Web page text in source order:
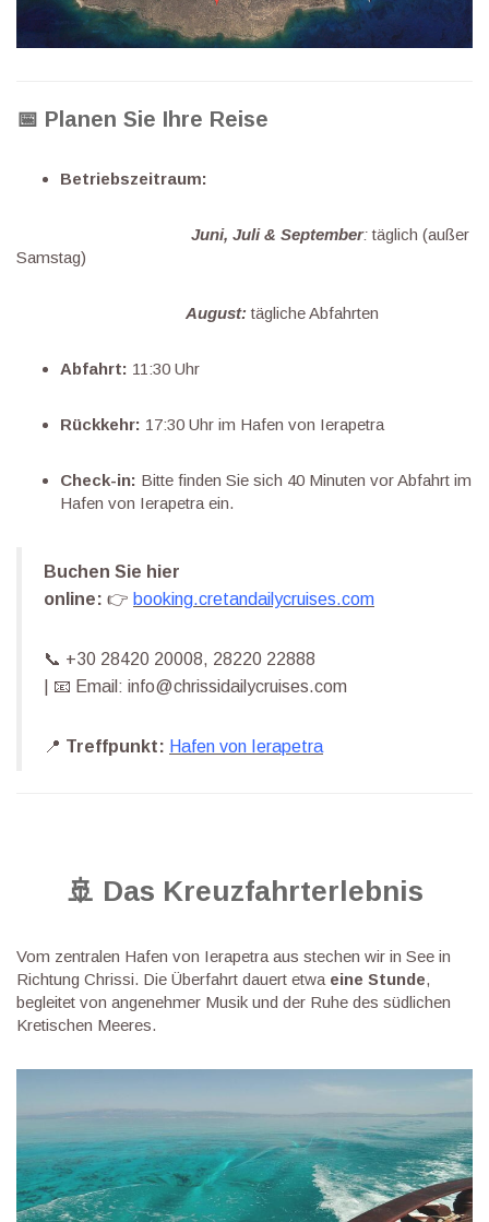
📅 Planen Sie Ihre Reise
Betriebszeitraum:
Juni, Juli & September:täglich (außer
Samstag)
August:tägliche Abfahrten
Abfahrt: 11:30 Uhr
Rückkehr: 17:30 Uhr im Hafen von Ierapetra
Check-in: Bitte finden Sie sich 40 Minuten vor Abfahrt im
Hafen von Ierapetra ein.
Buchen Sie hier
online: 👉 booking.cretandailycruises.com
📞 +30 28420 20008, 28220 22888
| 📧 Email: info@chrissidailycruises.com
📍 Treffpunkt: Hafen von Ierapetra
🚢 Das Kreuzfahrterlebnis
Vom zentralen Hafen von Ierapetra aus stechen wir in See in
Richtung Chrissi. Die Überfahrt dauert etwa eine Stunde,
begleitet von angenehmer Musik und der Ruhe des südlichen
Kretischen Meeres.